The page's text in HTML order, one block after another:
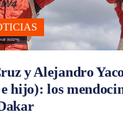
y Alejandro
hijo): los